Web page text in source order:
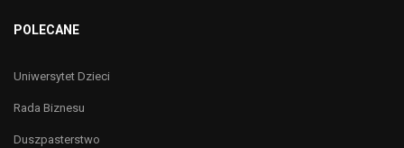
POLECANE
Uniwersytet Dzieci
Rada Biznesu
Duszpasterstwo